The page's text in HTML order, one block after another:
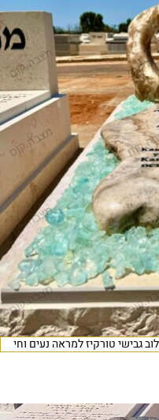
גבישי טורקיז למראה נעים וחי